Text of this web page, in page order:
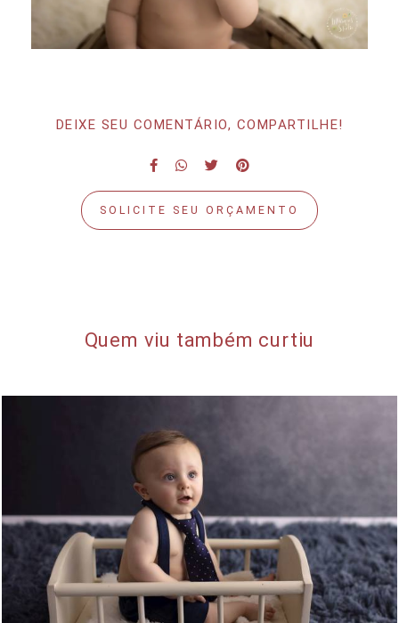
DEIXE SEU COMENTÁRIO, COMPARTILHE!
SOLICITE SEU ORÇAMENTO
Quem viu também curtiu
3525 2